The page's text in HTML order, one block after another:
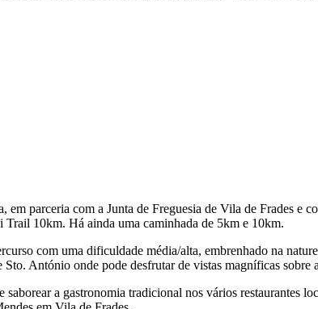
parceria com a Junta de Freguesia de Vila de Frades e
10km. Há ainda uma caminhada de 5km e 10km.
com uma dificuldade média/alta, embrenhado na
António onde pode desfrutar de vistas magníficas
a gastronomia tradicional nos vários restaurantes